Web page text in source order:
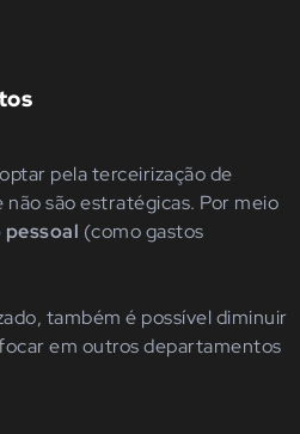
pela terceirização de
são estratégicas. Por meio
(como gastos
também é possível diminuir
em outros departamentos